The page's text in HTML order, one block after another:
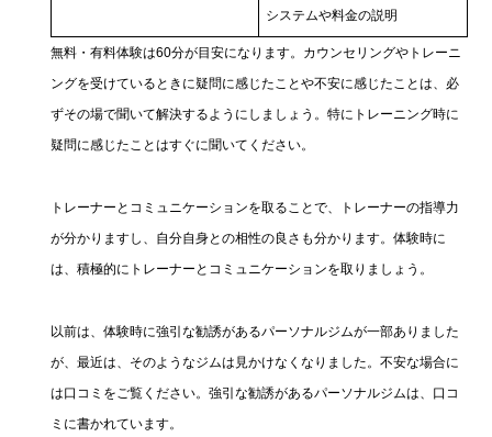
システムや料金の説明
無料・有料体験は60分が目安になります。カウンセリングやトレーニ
ングを受けているときに疑問に感じたことや不安に感じたことは、必
ずその場で聞いて解決するようにしましょう。特にトレーニング時に
疑問に感じたことはすぐに聞いてください。
トレーナーとコミュニケーションを取ることで、トレーナーの指導力
が分かりますし、自分自身との相性の良さも分かります。体験時に
は、積極的にトレーナーとコミュニケーションを取りましょう。
以前は、体験時に強引な勧誘があるパーソナルジムが一部ありました
が、最近は、そのようなジムは見かけなくなりました。不安な場合に
は口コミをご覧ください。強引な勧誘があるパーソナルジムは、口コ
ミに書かれています。